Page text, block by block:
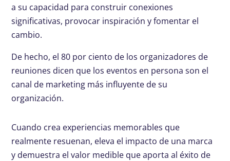
a su capacidad para construir conexiones
significativas, provocar inspiración y fomentar el
cambio.
De hecho, el 80 por ciento de los organizadores de
reuniones dicen que los eventos en persona son el
canal de marketing más influyente de su
organización.
Cuando crea experiencias memorables que
realmente resuenan, eleva el impacto de una marca
y demuestra el valor medible que aporta al éxito de